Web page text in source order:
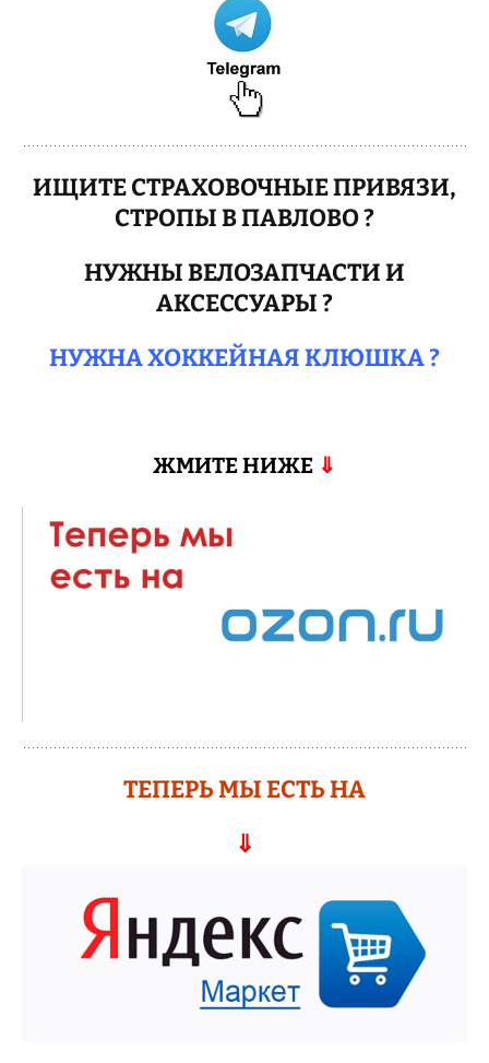
ИЩИТЕ СТРАХОВОЧНЫЕ ПРИВЯЗИ,
СТРОПЫ В ПАВЛОВО ?
НУЖНЫ ВЕЛОЗАПЧАСТИ И
АКСЕССУАРЫ ?
НУЖНА ХОККЕЙНАЯ КЛЮШКА ?
ЖМИТЕ НИЖЕ ⇓
ТЕПЕРЬ МЫ ЕСТЬ НА
⇓